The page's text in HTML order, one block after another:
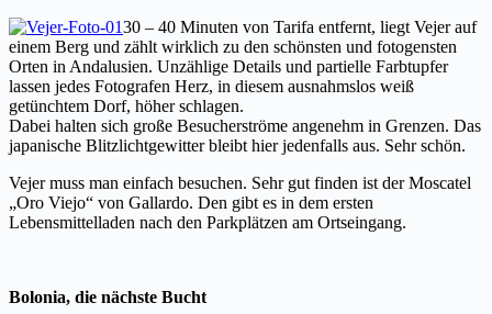
30 – 40 Minuten von Tarifa entfernt, liegt Vejer auf
einem Berg und zählt wirklich zu den schönsten und fotogensten
Orten in Andalusien. Unzählige Details und partielle Farbtupfer
lassen jedes Fotografen Herz, in diesem ausnahmslos weiß
getünchtem Dorf, höher schlagen.
Dabei halten sich große Besucherströme angenehm in Grenzen. Das
japanische Blitzlichtgewitter bleibt hier jedenfalls aus. Sehr schön.
Vejer muss man einfach besuchen. Sehr gut finden ist der Moscatel
„Oro Viejo“ von Gallardo. Den gibt es in dem ersten
Lebensmittelladen nach den Parkplätzen am Ortseingang.
Bolonia, die nächste Bucht